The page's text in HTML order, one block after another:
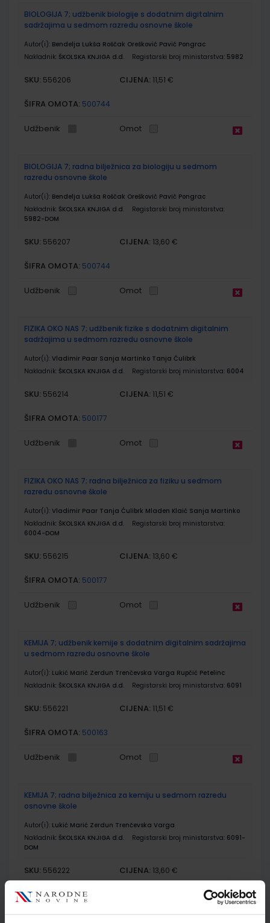
BIOLOGIJA 7; udžbenik biologije s dodatnim digitalnim
sadržajima u sedmom razredu osnovne škole
Autor(i): Bendelja Lukša Roščak Orešković Pavić Pongrac
Nakladnik: ŠKOLSKA KNJIGA d.d. Registarski broj ministarstva: 5982
SKU: 556206 CIJENA: 11,51 €
ŠIFRA OMOTA: 500744
Udžbenik Omot
BIOLOGIJA 7; radna bilježnica za biologiju u sedmom
razredu osnovne škole
Autor(i): Bendelja Lukša Roščak Orešković Pavić Pongrac
Nakladnik: ŠKOLSKA KNJIGA d.d.
Registarski broj ministarstva:
5982-DOM
SKU: 556207 CIJENA: 13,60 €
ŠIFRA OMOTA: 500744
Udžbenik Omot
FIZIKA OKO NAS 7; udžbenik fizike s dodatnim digitalnim
sadržajima u sedmom razredu osnovne škole
Autor(i): Vladimir Paar Sanja Martinko Tanja Ćulibrk
Nakladnik: ŠKOLSKA KNJIGA d.d. Registarski broj ministarstva: 6004
SKU: 556214 CIJENA: 11,51 €
ŠIFRA OMOTA: 500177
Udžbenik Omot
FIZIKA OKO NAS 7; radna bilježnica za fiziku u sedmom
razredu osnovne škole
Autor(i): Vladimir Paar Tanja Ćulibrk Mladen Klaić Sanja Martinko
Nakladnik: ŠKOLSKA KNJIGA d.d.
Registarski broj ministarstva:
6004-DOM
SKU: 556215 CIJENA: 13,60 €
ŠIFRA OMOTA: 500177
Udžbenik Omot
KEMIJA 7; udžbenik kemije s dodatnim digitalnim sadržajima
u sedmom razredu osnovne škole
Autor(i): Lukić Marić Zerdun Trenčevska Varga Rupčić Petelinc
Nakladnik: ŠKOLSKA KNJIGA d.d. Registarski broj ministarstva: 6091
SKU: 556221 CIJENA: 11,51 €
ŠIFRA OMOTA: 500163
Udžbenik Omot
KEMIJA 7; radna bilježnica za kemiju u sedmom razredu
osnovne škole
Autor(i): Lukić Marić Zerdun Trenčevska Varga
Nakladnik: ŠKOLSKA KNJIGA d.d. Registarski broj ministarstva: 6091-
DOM
SKU: 556222 CIJENA: 13,60 €
ŠIFRA OMOTA: 500163